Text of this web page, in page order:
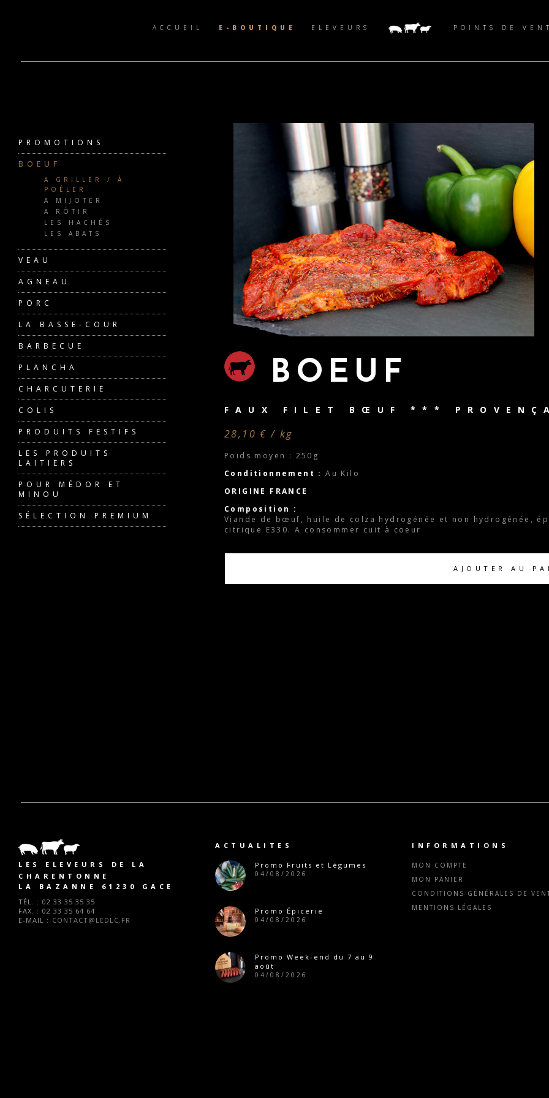
ACCUEIL E-BOUTIQUE ELEVEURS POINTS DE
BOEUF
FAUX FILET BŒUF ***
28,10 € / kg
Poids moyen : 250g
Conditionnement :Au Kilo
ORIGINE FRANCE
Composition :
Viande de bœuf, huile de colza hydrogénée et non hydrogénée,
citrique E330. A consommer cuit à coeur
AJOUTER AU
PROMOTIONS
BOEUF
A GRILLER / À
POÊLER
A MIJOTER
A RÔTIR
LES HACHÉS
LES ABATS
VEAU
AGNEAU
PORC
LA BASSE-COUR
BARBECUE
PLANCHA
CHARCUTERIE
COLIS
PRODUITS FESTIFS
LES PRODUITS
LAITIERS
POUR MÉDOR ET
MINOU
SÉLECTION PREMIUM
LES ELEVEURS DE LA
CHARENTONNE
LA BAZANNE 61230 GACE
TÉL. : 02 33 35 35 35
FAX. : 02 33 35 64 64
E-MAIL : CONTACT@LEDLC.FR
ACTUALITES
Promo Fruits et Légumes
04/08/2026
Promo Épicerie
04/08/2026
Promo Week-end du 7 au 9
août
04/08/2026
INFORMATIONS
MON COMPTE
MON PANIER
CONDITIONS GÉNÉRALES DE
MENTIONS LÉGALES